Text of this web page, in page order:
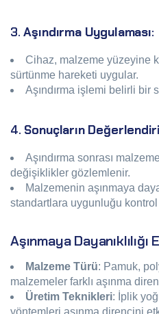
3.Aşındırma Uygulaması:
Cihaz, malzeme yüzeyine
sürtünme hareketi uygular.
Aşındırma işlemi belirli bir
4. Sonuçların
Aşındırma sonrası
değişiklikler gözlemlenir.
Malzemenin aşınmaya
standartlara uygunluğu
Aşınmaya
Malzeme Türü: Pamuk,
malzemeler farklı aşınma
Üretim Teknikleri: İplik
yöntemleri aşınma direncini